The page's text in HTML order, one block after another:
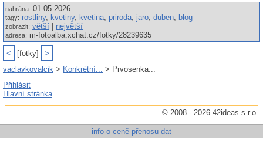
nahrána: 01.05.2026
tagy: rostliny, kvetiny, kvetina, priroda, jaro, duben, blog
zobrazit: větší největší
adresa: m-fotoalba.xchat.cz/fotky/28239635
< [fotky]
>
vaclavkovalcik > Konkrétní... > Prvosenka...
Přihlásit
Hlavní stránka
© 2008 - 2026 42ideas s.r.o.
info o ceně přenosu dat